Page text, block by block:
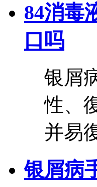
84消毒
口吗
银屑
性、
并易
银屑病